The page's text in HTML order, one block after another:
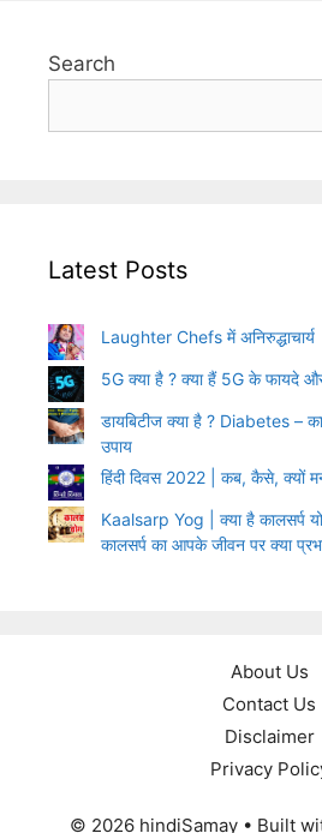
Search
Latest Posts
Laughter Chefs में अनिरुद्धाचार्य
5G क्या है ? क्या हैं 5G के फायदे
डायबिटीज क्या है ? Diabetes –
उपाय
हिंदी दिवस 2022 | कब, कैसे, क्यों
Kaalsarp Yog | क्या है कालसर्प
कालसर्प का आपके जीवन पर क्या
About Us
Contact Us
Disclaimer
Privacy
© 2026 hindiSamay• Built